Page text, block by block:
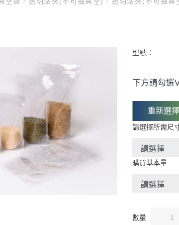
型號：
下方請勾選
重新選擇
請選擇所需尺
購買基本量
數量